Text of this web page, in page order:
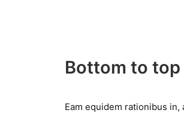
Bottom to top
Eam equidem rationibus